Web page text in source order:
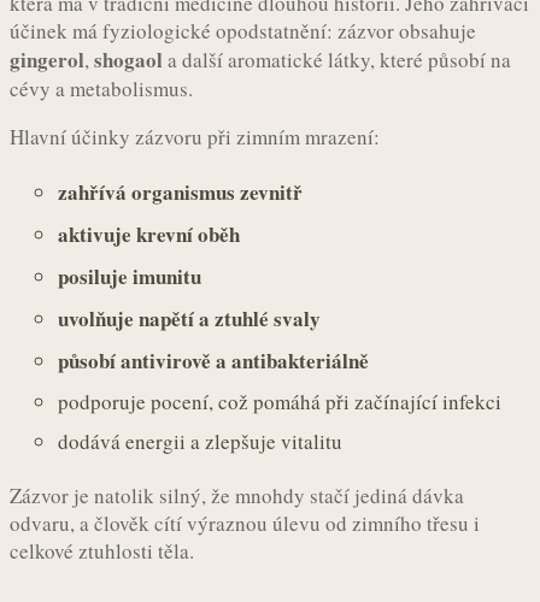
účinek má fyziologické opodstatnění: zázvor obsahuje
gingerol, shogaol a další aromatické látky, které působí na
cévy a metabolismus.
Hlavní účinky zázvoru při zimním mrazení:
zahřívá organismus zevnitř
aktivuje krevní oběh
posiluje imunitu
uvolňuje napětí a ztuhlé svaly
působí antivirově a antibakteriálně
podporuje pocení, což pomáhá při začínající infekci
dodává energii a zlepšuje vitalitu
Zázvor je natolik silný, že mnohdy stačí jediná dávka
odvaru, a člověk cítí výraznou úlevu od zimního třesu i
celkové ztuhlosti těla.